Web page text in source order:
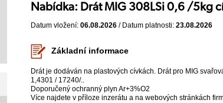
Nabídka: Drát MIG 308LSi 0,6 /5kg
Datum vložení: 06.08.2026 / Datum platnosti: 23.08.2026
Základní informace
Drát je dodáván na plastových cívkách. Drát pro MIG
1,4301 / 17240/..
Doporučený ochranný plyn Ar+3%O2
Více najdete v příloze inzerátu a na webových stránkách